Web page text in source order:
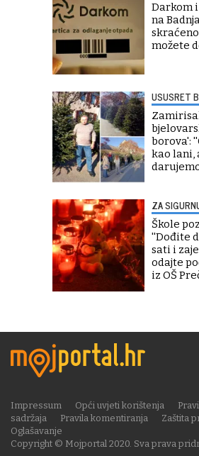
Darkom
na
možete
USUSRET
borova':
kao lani,
ZA
Škole
''Dođite
sati i
odajte
iz OŠ
Copyright © Mojportal 2020. Sva prava
Impressum Opći uvjeti korištenja
sadržaja
Pravila komentiranja Zaštita
Oglašavanje